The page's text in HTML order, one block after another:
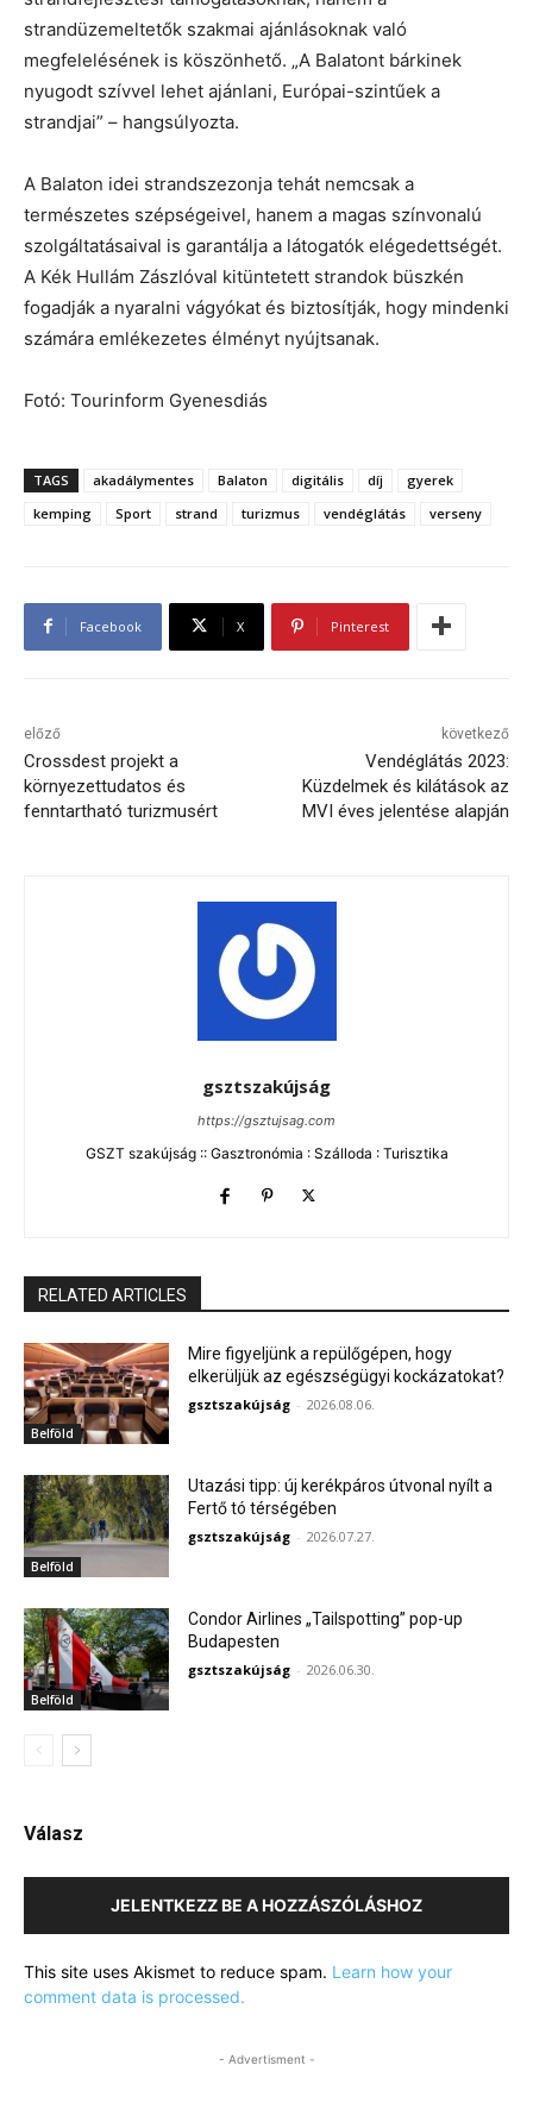
strandüzemeltetők szakmai ajánlásoknak való
megfelelésének is köszönhető. „A Balatont bárkinek
nyugodt szívvel lehet ajánlani, Európai-szintűek a
strandjai” – hangsúlyozta.
A Balaton idei strandszezonja tehát nemcsak a
természetes szépségeivel, hanem a magas színvonalú
szolgáltatásaival is garantálja a látogatók elégedettségét.
A Kék Hullám Zászlóval kitüntetett strandok büszkén
fogadják a nyaralni vágyókat és biztosítják, hogy mindenki
számára emlékezetes élményt nyújtsanak.
Fotó: Tourinform Gyenesdiás
TAGS akadálymentes Balaton digitális díj
gyerek
kemping
Sport strand turizmus vendéglátás verseny
Facebook X Pinterest
előző
Crossdest projekt a
környezettudatos és
fenntartható turizmusért
következő
Vendéglátás 2023:
Küzdelmek és kilátások az
MVI éves jelentése alapján
gsztszakújság
https://gsztujsag.com
GSZT szakújság :: Gasztronómia : Szálloda : Turisztika
RELATED ARTICLES
Belföld
Mire figyeljünk a repülőgépen, hogy
elkerüljük az egészségügyi kockázatokat?
gsztszakújság - 2026.08.06.
Belföld
Utazási tipp: új kerékpáros útvonal nyílt a
Fertő tó térségében
gsztszakújság - 2026.07.27.
Belföld
Condor Airlines „Tailspotting” pop-up
Budapesten
gsztszakújság - 2026.06.30.
Válasz
JELENTKEZZ BE A HOZZÁSZÓLÁSHOZ
This site uses Akismet to reduce spam. Learn how your
comment data is processed.
- Advertisment -